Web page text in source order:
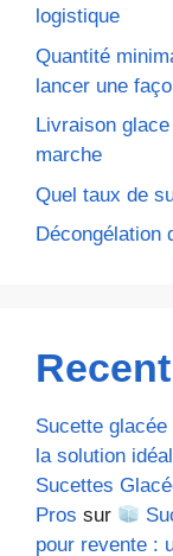
logistique
Quantité
lancer une
Livraison
marche
Quel taux de
Décongélation
Sucette
la solution
Sucettes
Pros sur
pour revente :